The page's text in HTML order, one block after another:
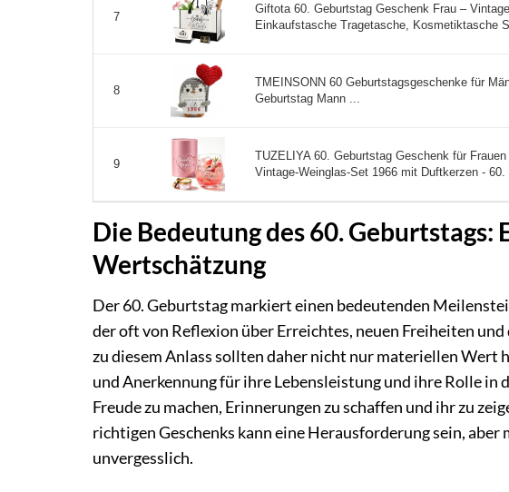
7
Giftota 60. Geburtstag Geschenk Frau –
Einkaufstasche Tragetasche, Kosmetiktasche
8
TMEINSONN 60 Geburtstagsgeschenke für
Geburtstag Mann ...
9
TUZELIYA 60. Geburtstag Geschenk für
Vintage-Weinglas-Set 1966 mit Duftkerzen - 60.
Die Bedeutung des 60.
Wertschätzung
Der 60. Geburtstag markiert einen bedeutenden
der oft von Reflexion über Erreichtes, neuen Freiheiten
zu diesem Anlass sollten daher nicht nur materiellen Wert
und Anerkennung für ihre Lebensleistung und ihre Rolle in
Freude zu machen, Erinnerungen zu schaffen und ihr zu
richtigen Geschenks kann eine Herausforderung sein,
unvergesslich.